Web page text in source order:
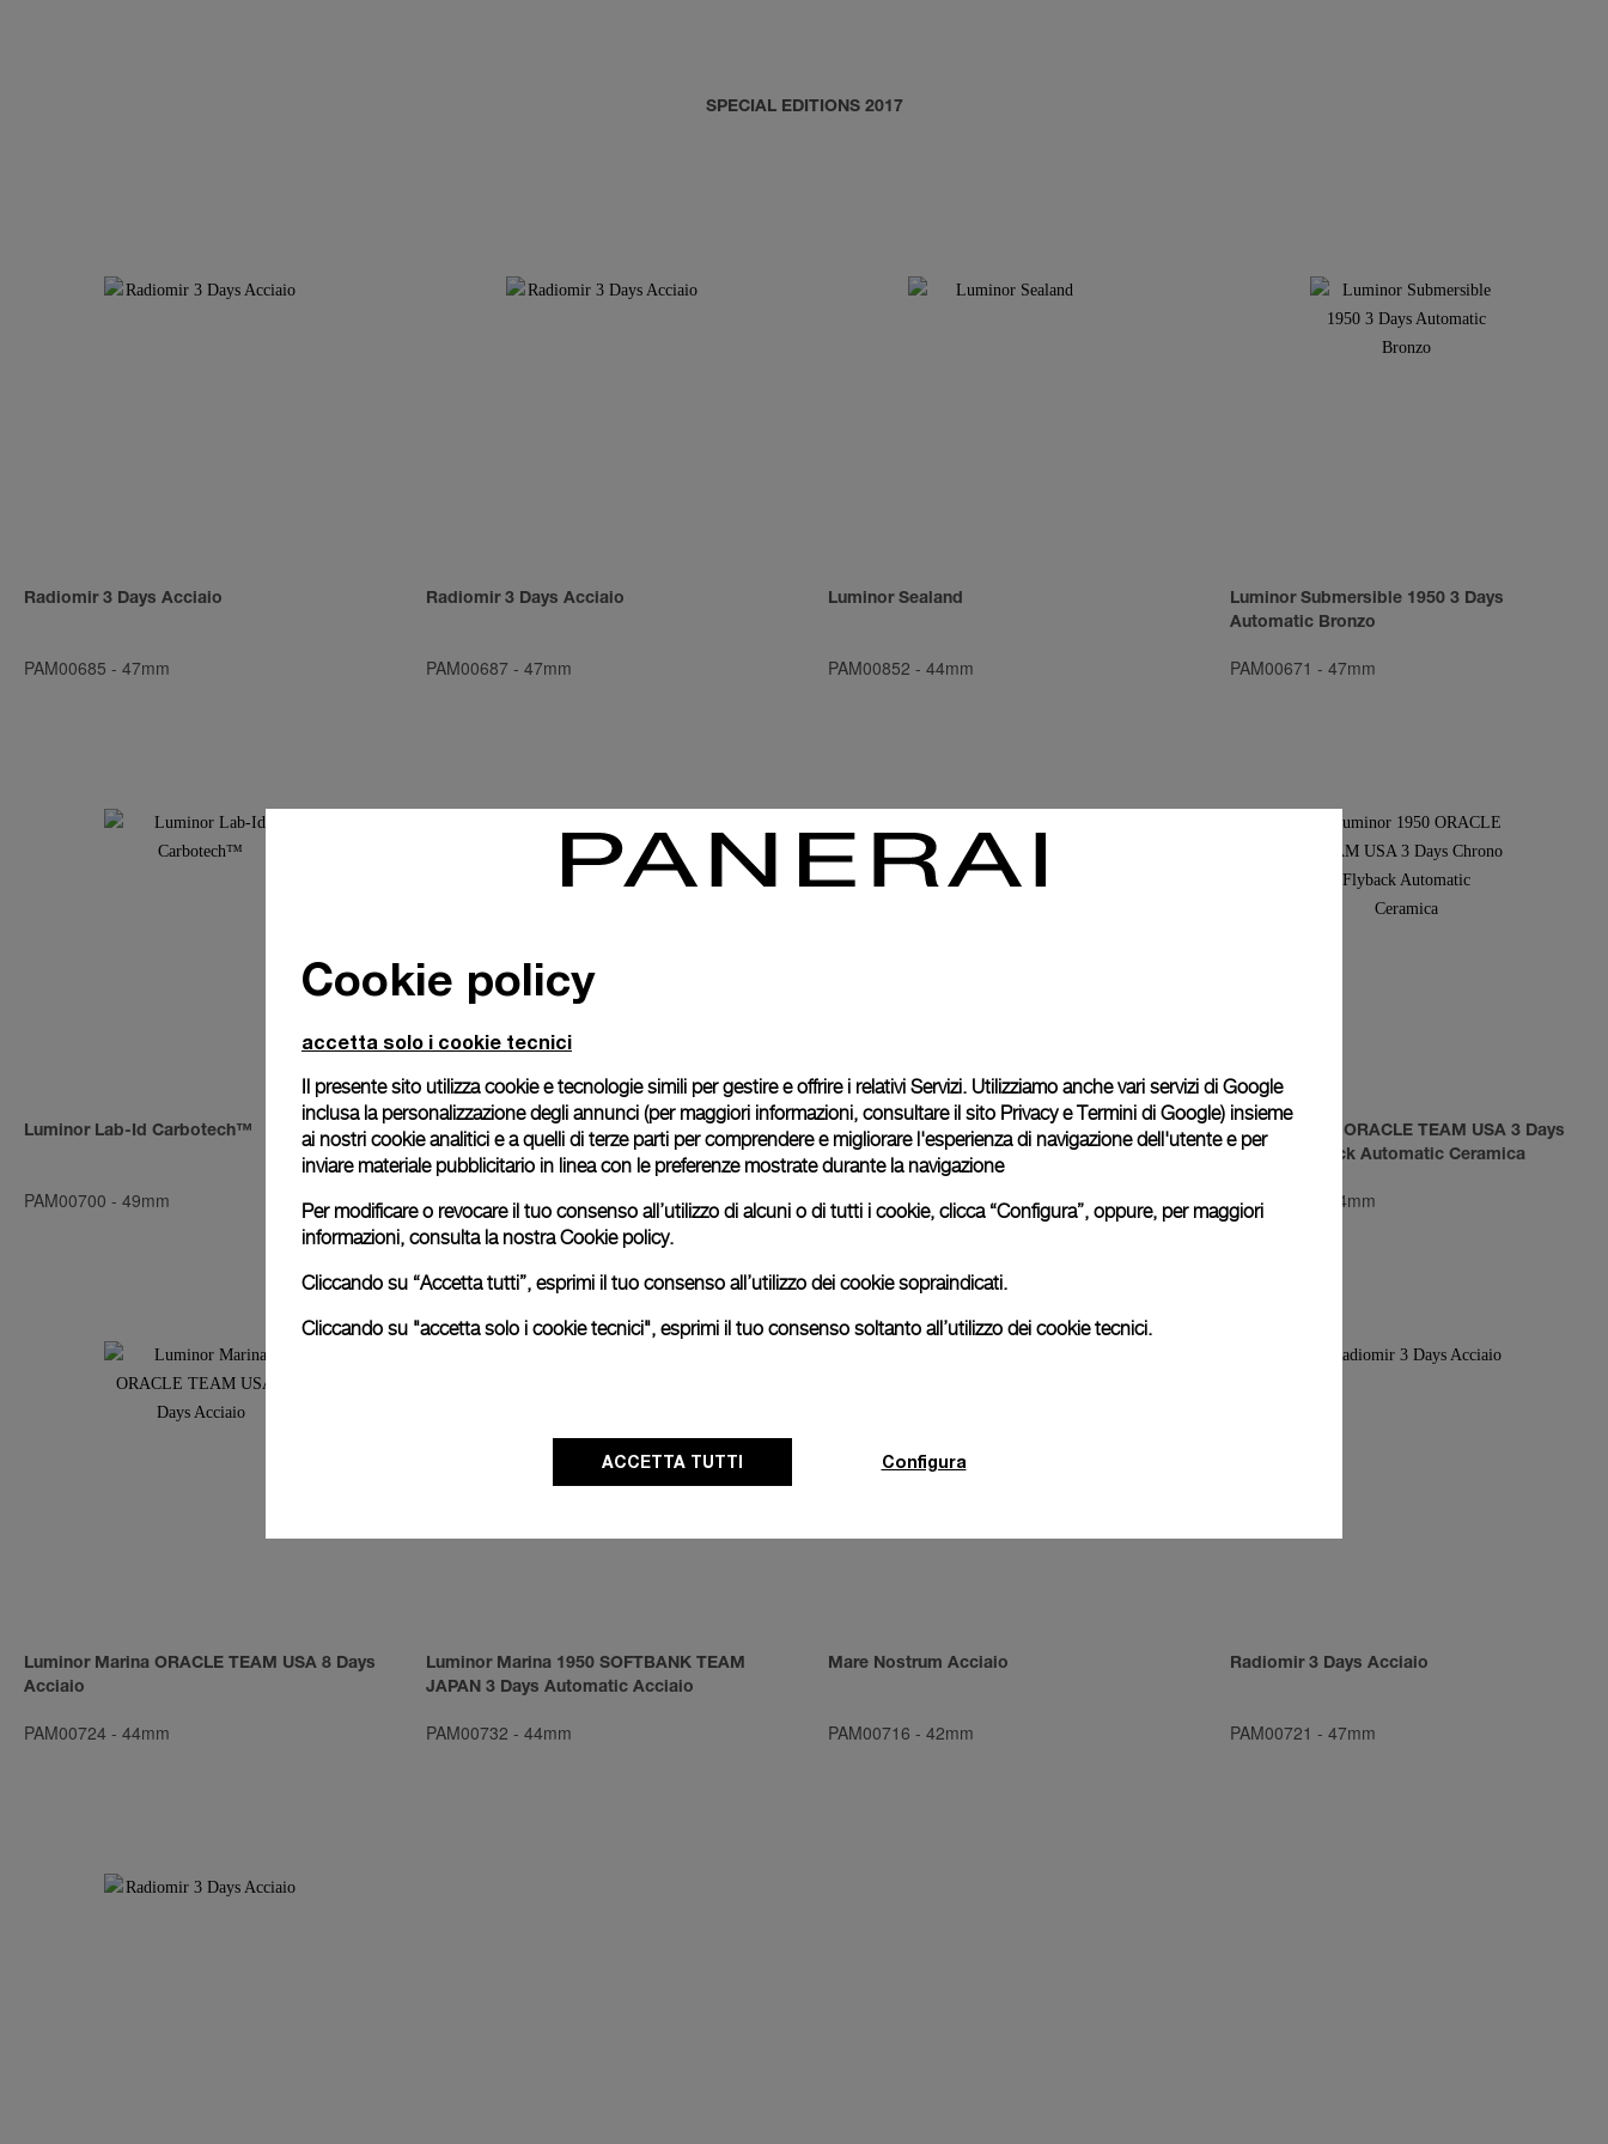
SPECIAL EDITIONS 2017
Radiomir 3 Days Acciaio
PAM00685 - 47mm
Radiomir 3 Days Acciaio
PAM00687 - 47mm
Luminor Sealand
PAM00852 - 44mm
Luminor Submersible 1950 3 Days
Automatic Bronzo
PAM00671 - 47mm
Luminor Lab-Id Carbotech™
PAM00700 - 49mm
Luminor Marina 1950 America’s Cup 3 Days
Automatic Acciaio
PAM00727 - 44mm
Luminor 1950 Regatta ORACLE TEAM USA
3 Days Chrono Flyback Automatic Titanio
PAM00726-47mm
Luminor 1950 ORACLE TEAM USA 3 Days
Chrono Flyback Automatic Ceramica
PAM00725 44mm
Luminor Marina ORACLE TEAM USA 8 Days
Acciaio
PAM00724 - 44mm
Luminor Marina 1950 SOFTBANK TEAM
JAPAN 3 Days Automatic Acciaio
PAM00732 - 44mm
Mare Nostrum Acciaio
PAM00716 - 42mm
Radiomir 3 Days Acciaio
PAM00721 - 47mm
Cookie policy
accetta solo i cookie tecnici
Il presente sito utilizza cookie e tecnologie simili per gestire e offrire i relativi Servizi. Utilizziamo anche vari servizi di Google
inclusa la personalizzazione degli annunci (per maggiori informazioni, consultare il sito Privacy e Termini di Google) insieme
ai nostri cookie analitici e a quelli di terze parti per comprendere e migliorare l'esperienza di navigazione dell'utente e per
inviare materiale pubblicitario in linea con le preferenze mostrate durante la navigazione
Per modificare o revocare il tuo consenso all’utilizzo di alcuni o di tutti i cookie, clicca “Configura”, oppure, per maggiori
informazioni, consulta la nostraCookie policy.
Cliccando su “Accetta tutti”, esprimi il tuo consenso all’utilizzo dei cookie sopraindicati.
Cliccando su "accetta solo i cookie tecnici", esprimi il tuo consenso soltanto all’utilizzo dei cookie tecnici.
ACCETTA TUTTI Configura